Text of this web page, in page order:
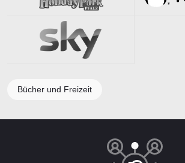
Bücher und Freizeit